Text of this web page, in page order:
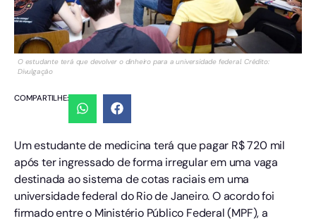
O estudante terá que devolver o dinheiro para a universidade federal. Crédito:
Divulgação
COMPARTILHE:
Um estudante de medicina terá que pagar R$ 720 mil
após ter ingressado de forma irregular em uma vaga
destinada ao sistema de cotas raciais em uma
universidade federal do Rio de Janeiro. O acordo foi
firmado entre o Ministério Público Federal (MPF), a